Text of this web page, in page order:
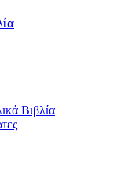
Βιβλία